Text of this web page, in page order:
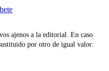
ajenos a la editorial. En caso
por otro de igual valor.